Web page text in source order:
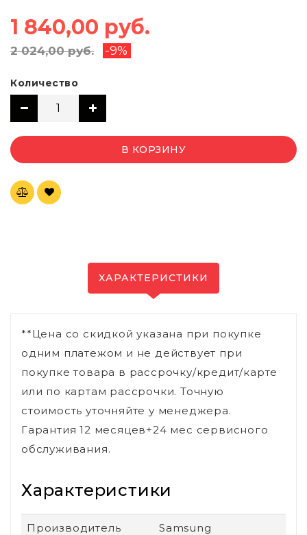
1 840,00 руб.
2 024,00 руб. -9%
Количество
В КОРЗИНУ
ХАРАКТЕРИСТИКИ
**Цена со скидкой указана при покупке
одним платежом и не действует при
покупке товара в рассрочку/кредит/карте
или по картам рассрочки. Точную
стоимость уточняйте у менеджера.
Гарантия 12 месяцев+24 мес сервисного
обслуживания.
Характеристики
Производитель Samsung